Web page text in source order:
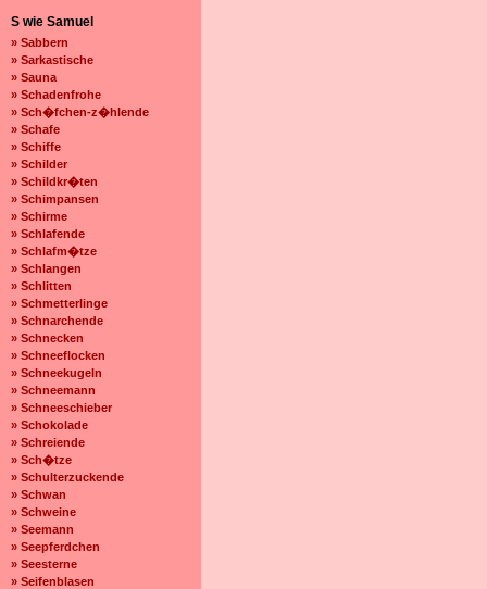
S wie Samuel
» Sabbern
» Sarkastische
» Sauna
» Schadenfrohe
» Sch�fchen-z�hlende
» Schafe
» Schiffe
» Schilder
» Schildkr�ten
» Schimpansen
» Schirme
» Schlafende
» Schlafm�tze
» Schlangen
» Schlitten
» Schmetterlinge
» Schnarchende
» Schnecken
» Schneeflocken
» Schneekugeln
» Schneemann
» Schneeschieber
» Schokolade
» Schreiende
» Sch�tze
» Schulterzuckende
» Schwan
» Schweine
» Seemann
» Seepferdchen
» Seesterne
» Seifenblasen